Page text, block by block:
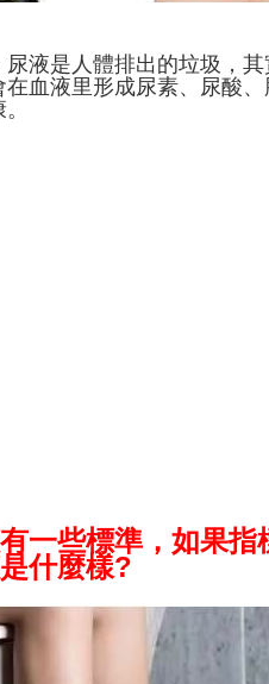
液是人體排出的垃圾，
血液里形成尿素、尿酸
。
一些標準，如果指
什麼樣?